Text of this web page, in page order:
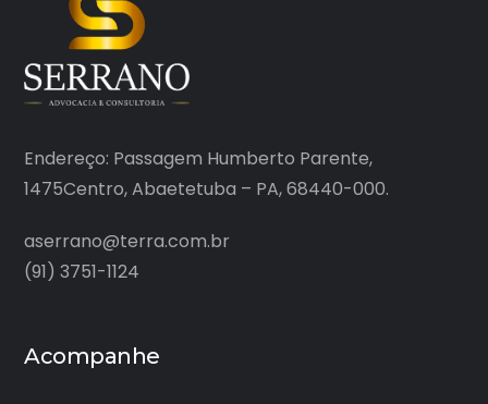
Endereço: Passagem Humberto Parente,
1475Centro, Abaetetuba – PA, 68440-000.
aserrano@terra.com.br
(91) 3751-1124
Acompanhe